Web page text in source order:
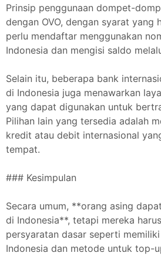
Prinsip penggunaan dompet-
dengan OVO, dengan syarat yang
perlu mendaftar menggunakan
Indonesia dan mengisi saldo
Selain itu, beberapa bank
di Indonesia juga menawarkan
yang dapat digunakan untuk
Pilihan lain yang tersedia adalah
kredit atau debit internasional
tempat.
### Kesimpulan
Secara umum, **orang asing
di Indonesia**, tetapi mereka
persyaratan dasar seperti
Indonesia dan metode untuk top-